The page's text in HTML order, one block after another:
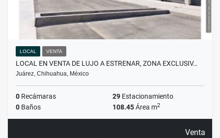
LOCAL VENTA
LOCAL EN VENTA DE LUJO A ESTRENAR, ZONA EXCLUSIV…
Juárez, Chihuahua, México
0 Recámaras 29 Estacionamiento
0 Baños 108.45Área m2
Venta